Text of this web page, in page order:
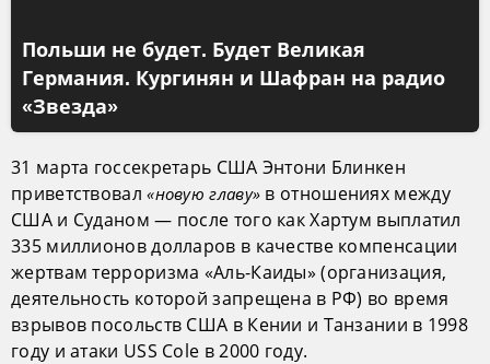
Польши не будет. Будет Великая
Германия. Кургинян и Шафран на радио
«Звезда»
31 марта госсекретарь США Энтони Блинкен
приветствовал«новую главу» в отношениях между
США и Суданом — после того как Хартум выплатил
335 миллионов долларов в качестве компенсации
жертвам терроризма «Аль-Каиды» (организация,
деятельность которой запрещена в РФ) во время
взрывов посольств США в Кении и Танзании в 1998
году и атаки USS Cole в 2000 году.